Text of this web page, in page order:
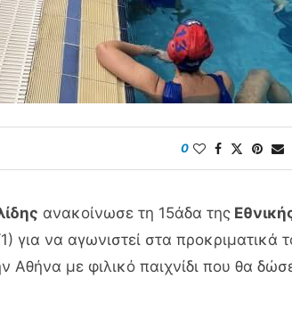
0
ανακοίνωσε τη 15άδα της
για να αγωνιστεί στα
Αθήνα με φιλικό παιχνίδι που θα